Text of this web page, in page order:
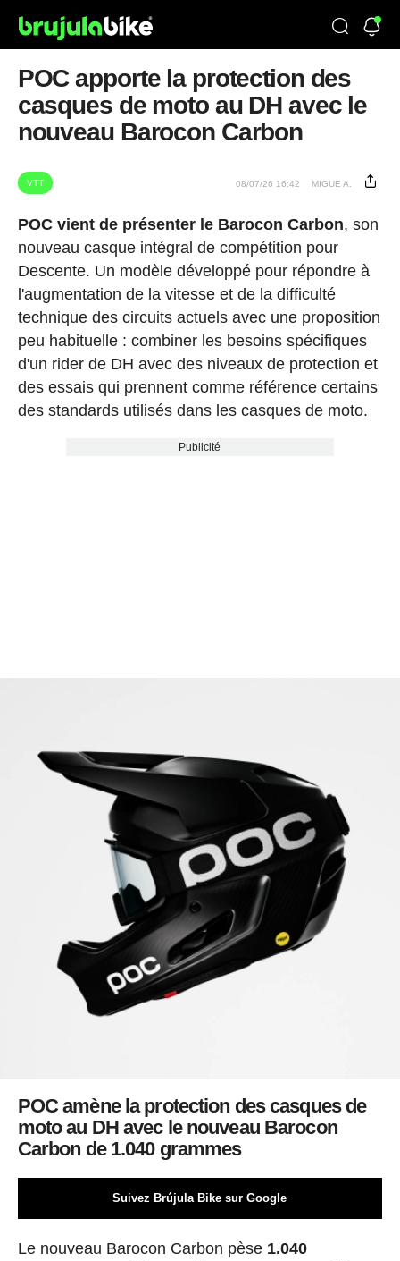
POC apporte la protection des
casques de moto au DH avec le
nouveau Barocon Carbon
VTT 08/07/26 16:42 MIGUE A.
POC vient de présenter le Barocon Carbon, son
nouveau casque intégral de compétition pour
Descente. Un modèle développé pour répondre à
l'augmentation de la vitesse et de la difficulté
technique des circuits actuels avec une proposition
peu habituelle : combiner les besoins spécifiques
d'un rider de DH avec des niveaux de protection et
des essais qui prennent comme référence certains
des standards utilisés dans les casques de moto.
Publicité
POC amène la protection des casques de
moto au DH avec le nouveau Barocon
Carbon de 1.040 grammes
Suivez Brújula Bike sur Google
Le nouveau Barocon Carbon pèse 1.040